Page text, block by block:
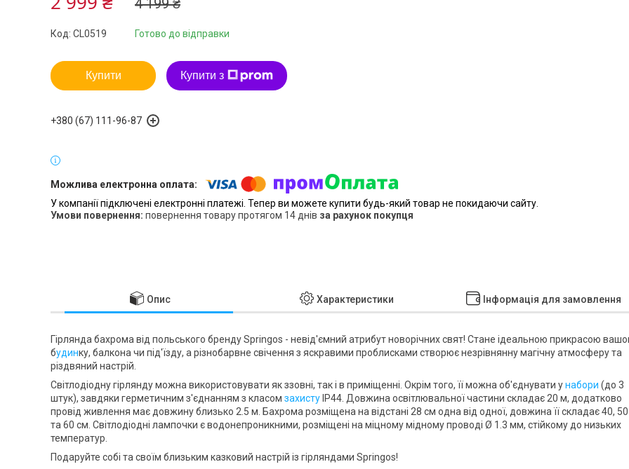
4 199 ₴
Готово до відправки
Код: CL0519
Купити Купити з
+380 (67) 111-96-87
У компанії підключені електронні платежі. Тепер ви можете купити будь-який товар не покидаючи сайту.
повернення товару протягом 14 днів за рахунок покупця
Опис Характеристики Інформація для замовлення
Гірлянда бахрома від польського брендуSpringos - невід'ємний атрибут новорічних свят! Стане ідеальною прикрасою
будинку, балкона чи під'їзду, а різнобарвне свічення з яскравими проблисками створює незрівнянну магічну атмосферу та
різдвяний настрій.
Світлодіодну гірлянду можна використовувати якззовні, так і в приміщенні . Окрім того, її можна об'єднувати унабори (до 3
штук), завдяки герметичним з'єднанням з класом захистуIP44 . Довжина освітлювальної частини складає 20 м, додатково
провід живлення має довжину близько 2.5 м . Бахрома розміщена на відстані 28 см одна від одної, довжина її складає40, 50
та 60 см . Світлодіодні лампочки є водонепроникними, розміщені на міцному мідному проводі Ø 1.3 мм, стійкому до низьких
температур.
Подаруйте собі та своїм близьким казковий настрій із гірляндами Springos!